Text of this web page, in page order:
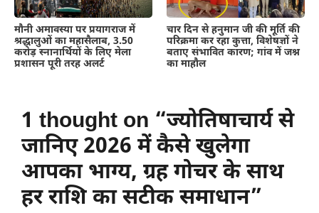
मौनी अमावस्या पर प्रयागराज में
श्रद्धालुओं का महासैलाब, 3.50
करोड़ स्नानार्थियों के लिए मेला
प्रशासन पूरी तरह अलर्ट
चार दिन से हनुमान जी की मूर्ति की
परिक्रमा कर रहा कुत्ता, विशेषज्ञों ने
बताए संभावित कारण; गांव में जश्न
का माहौल
1 thought on “ज्योतिषाचार्य से
जानिए 2026 में कैसे खुलेगा
आपका भाग्य, ग्रह गोचर के साथ
हर राशि का सटीक समाधान”